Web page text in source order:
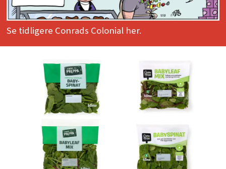
Se tidligere Conrads Colonial her.